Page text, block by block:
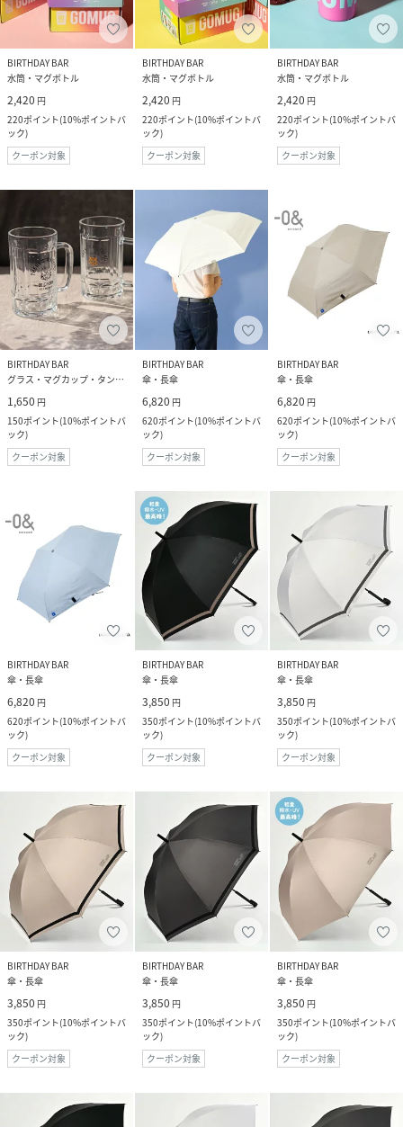
BIRTHDAY BAR
水筒・マグボトル
2,420 円
220ポイント(10%ポイントバ
ック)
クーポン対象
BIRTHDAY BAR
水筒・マグボトル
2,420 円
220ポイント(10%ポイントバ
ック)
クーポン対象
BIRTHDAY BAR
水筒・マグボトル
2,420 円
220ポイント(10%ポイントバ
ック)
クーポン対象
BIRTHDAY BAR
グラス・マグカップ・タンブラー
1,650 円
150ポイント(10%ポイントバ
ック)
クーポン対象
BIRTHDAY BAR
傘・長傘
6,820 円
620ポイント(10%ポイントバ
ック)
クーポン対象
BIRTHDAY BAR
傘・長傘
6,820 円
620ポイント(10%ポイントバ
ック)
クーポン対象
BIRTHDAY BAR
傘・長傘
6,820 円
620ポイント(10%ポイントバ
ック)
クーポン対象
BIRTHDAY BAR
傘・長傘
3,850 円
350ポイント(10%ポイントバ
ック)
クーポン対象
BIRTHDAY BAR
傘・長傘
3,850 円
350ポイント(10%ポイントバ
ック)
クーポン対象
BIRTHDAY BAR
傘・長傘
3,850 円
350ポイント(10%ポイントバ
ック)
クーポン対象
BIRTHDAY BAR
傘・長傘
3,850 円
350ポイント(10%ポイントバ
ック)
クーポン対象
BIRTHDAY BAR
傘・長傘
3,850 円
350ポイント(10%ポイントバ
ック)
クーポン対象